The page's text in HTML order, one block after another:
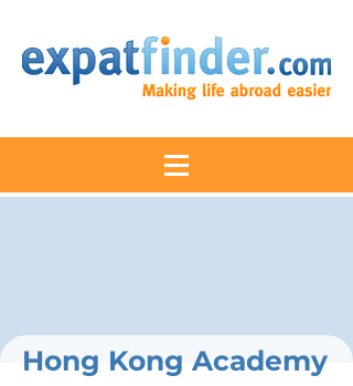
Hong Kong Academy